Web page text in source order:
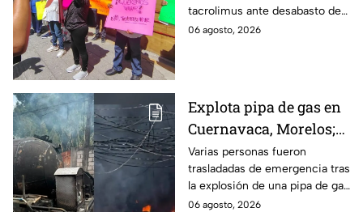
desabasto en IMSS
Puebla
tacrolimus ante desabasto de
medicamentos en hospital del
06 agosto, 2026
Explota pipa de gas en
Cuernavaca, Morelos;
se reportan más de 20
personas con
quemaduras
Varias personas fueron
trasladadas de emergencia tras
la explosión de una pipa de gas
cerca de la colonia Las
06 agosto, 2026